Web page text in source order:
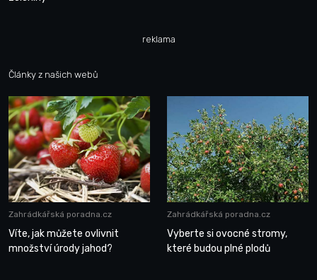
reklama
Články z našich webů
Zahrádkářská poradna.cz
Víte, jak můžete ovlivnit
množství úrody jahod?
Zahrádkářská poradna.cz
Vyberte si ovocné stromy,
které budou plné plodů